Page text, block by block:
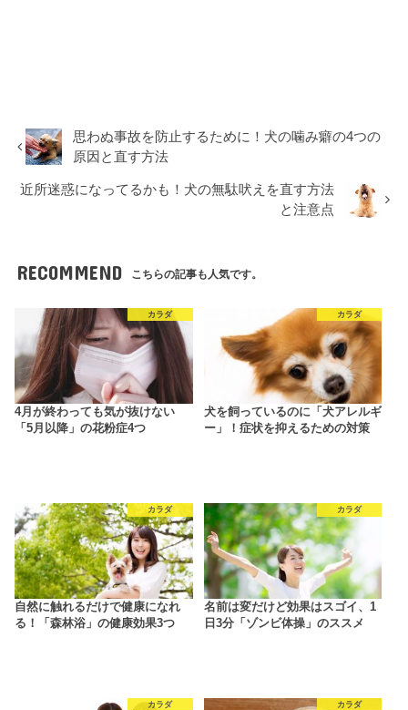
思わぬ事故を防止するために！犬の噛み癖の4つの
原因と直す方法
近所迷惑になってるかも！犬の無駄吠えを直す方法
と注意点
RECOMMEND こちらの記事も人気です。
カラダ
4月が終わっても気が抜けない
「5月以降」の花粉症4つ
カラダ
犬を飼っているのに「犬アレルギ
ー」！症状を抑えるための対策
カラダ
自然に触れるだけで健康になれ
る！「森林浴」の健康効果3つ
カラダ
名前は変だけど効果はスゴイ、1
日3分「ゾンビ体操」のススメ
カラダ カラダ